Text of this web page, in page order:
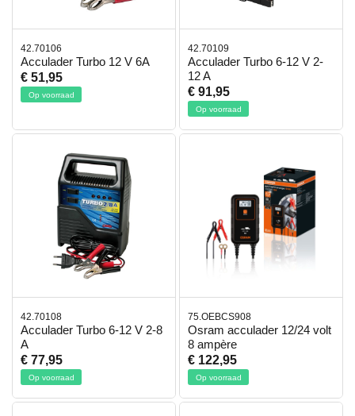
42.70106
Acculader Turbo 12 V 6A
€ 51,95
Op voorraad
42.70109
Acculader Turbo 6-12 V 2-
12 A
€ 91,95
Op voorraad
42.70108
Acculader Turbo 6-12 V 2-8
A
€ 77,95
Op voorraad
75.OEBCS908
Osram acculader 12/24 volt
8 ampère
€ 122,95
Op voorraad